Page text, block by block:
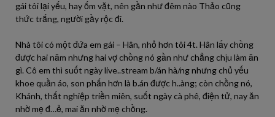
gái tôi lại yếu, hay ốm vặt, nên gần như đêm nào Thảo cũng
thức trắng, người gầy rộc đi.
Nhà tôi có một đứa em gái – Hân, nhỏ hơn tôi 4t. Hân lấy chồng
được hai năm nhưng hai vợ chồng nó gần như chẳng chịu làm ăn
gì. Cô em thì suốt ngày live..stream b/án hà/ng nhưng chủ yếu
khoe quần áo, son phấn hơn là b.án được h..àng; còn chồng nó,
Khánh, thất nghiệp triền miên, suốt ngày cà phê, điện tử, nay ăn
nhờ mẹ đ…ẻ, mai ăn nhờ mẹ chồng.